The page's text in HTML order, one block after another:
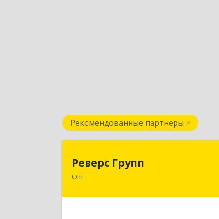
Рекомендованные партнеры
Реверс Групп
Ош
Кыргызская Республика, 723500, г.Ош,